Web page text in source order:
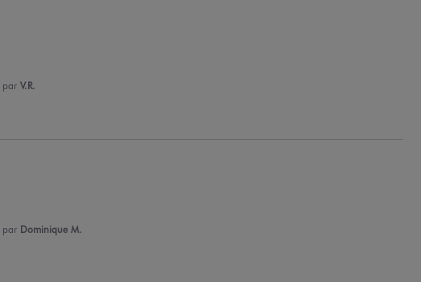
par V.R.
par Dominique M.